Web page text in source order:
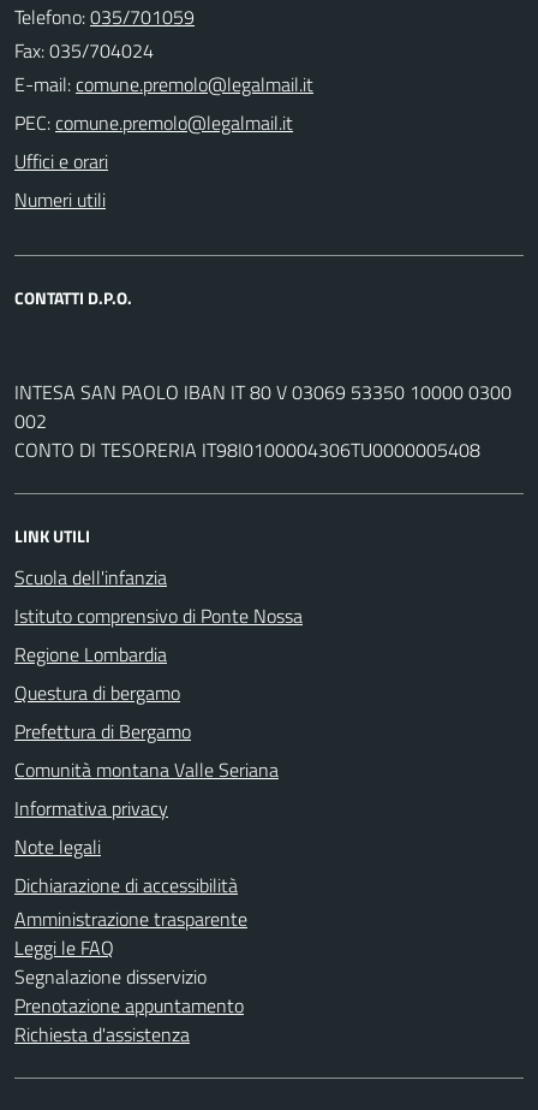
Telefono:035/701059
Fax: 035/704024
E-mail:
PEC:
Uffici e orari
Numeri utili
CONTATTI D.P.O.
INTESA SAN PAOLO IBAN IT 80 V 03069 53350 10000 0300
002
CONTO DI TESORERIA IT98I0100004306TU0000005408
LINK UTILI
Scuola dell'infanzia
Istituto comprensivo di Ponte Nossa
Regione Lombardia
Questura di bergamo
Prefettura di Bergamo
Comunità montana Valle Seriana
Informativa privacy
Note legali
Dichiarazione di accessibilità
Amministrazione trasparente
Leggi le FAQ
Segnalazione disservizio
Prenotazione appuntamento
Richiesta d'assistenza